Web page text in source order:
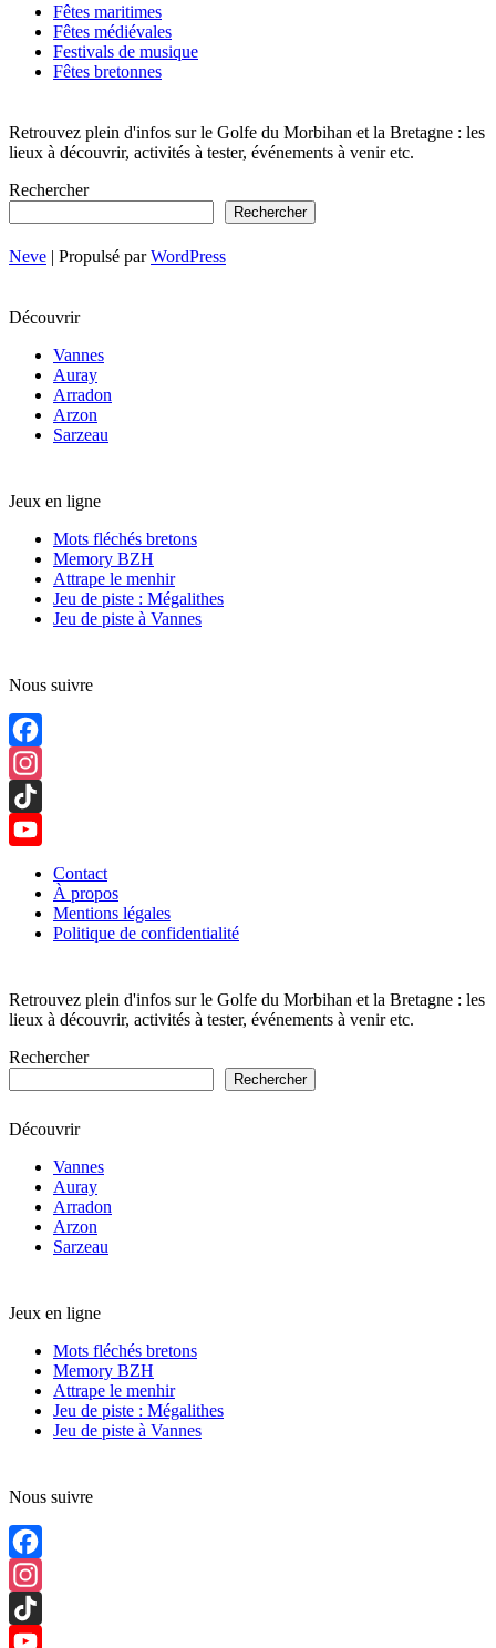
Fêtes maritimes
Fêtes médiévales
Festivals de musique
Fêtes bretonnes
Retrouvez plein d'infos sur le Golfe du Morbihan et la Bretagne : les
lieux à découvrir, activités à tester, événements à venir etc.
Rechercher
Rechercher
Neve | Propulsé parWordPress
Découvrir
Vannes
Auray
Arradon
Arzon
Sarzeau
Jeux en ligne
Mots fléchés bretons
Memory BZH
Attrape le menhir
Jeu de piste : Mégalithes
Jeu de piste à Vannes
Nous suivre
Facebook
Instagram
TikTok
Channel
Contact
À propos
Mentions légales
Politique de confidentialité
Retrouvez plein d'infos sur le Golfe du Morbihan et la Bretagne : les
lieux à découvrir, activités à tester, événements à venir etc.
Rechercher
Rechercher
Découvrir
Vannes
Auray
Arradon
Arzon
Sarzeau
Jeux en ligne
Mots fléchés bretons
Memory BZH
Attrape le menhir
Jeu de piste : Mégalithes
Jeu de piste à Vannes
Nous suivre
Facebook
Instagram
TikTok